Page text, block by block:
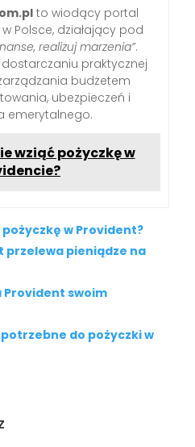
to wiodący portal
Polsce, działający pod
realizuj marzenia”.
praktycznej
budżetem
ubezpieczeń i
emerytalnego.
wziąć pożyczkę w
w Provident?
przelewa pieniądze na
swoim
do pożyczki w